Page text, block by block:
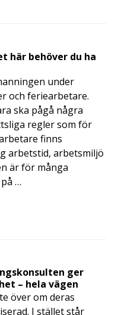
här behöver du ha
under
och feriearbetare.
ska pågå några
regler som för
finns
arbetstid, arbetsmiljö
är för många
…
ger
– hela vägen
över om deras
I stället står